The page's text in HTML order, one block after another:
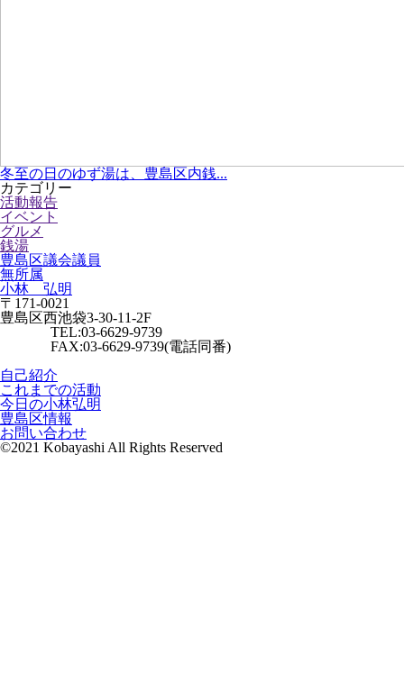
冬至の日のゆず湯は、豊島区内銭...
カテゴリー
活動報告
イベント
グルメ
銭湯
豊島区議会議員
無所属
小林 弘明
〒171-0021
豊島区西池袋3-30-11-2F
TEL:03-6629-9739
FAX:03-6629-9739(電話同番)
自己紹介
これまでの活動
今日の小林弘明
豊島区情報
お問い合わせ
©2021 Kobayashi All Rights Reserved